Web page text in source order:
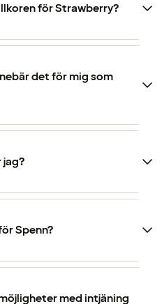
för Strawberry?
det för mig som
jag?
Spenn?
med intjäning